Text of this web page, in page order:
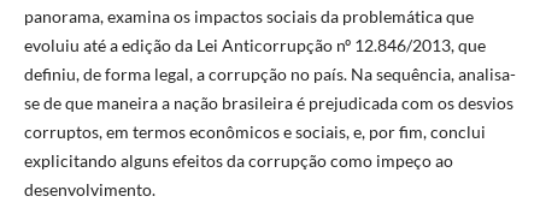
panorama, examina os impactos sociais da problemática que
evoluiu até a edição da Lei Anticorrupção nº 12.846/2013, que
definiu, de forma legal, a corrupção no país. Na sequência, analisa-
se de que maneira a nação brasileira é prejudicada com os desvios
corruptos, em termos econômicos e sociais, e, por fim, conclui
explicitando alguns efeitos da corrupção como impeço ao
desenvolvimento.